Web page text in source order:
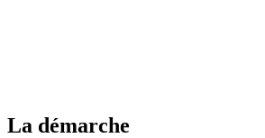
La démarche